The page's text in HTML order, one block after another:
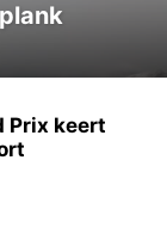
Prix keert